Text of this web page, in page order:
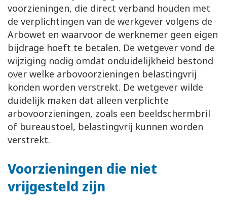
voorzieningen, die direct verband houden met
de verplichtingen van de werkgever volgens de
Arbowet en waarvoor de werknemer geen eigen
bijdrage hoeft te betalen. De wetgever vond de
wijziging nodig omdat onduidelijkheid bestond
over welke arbovoorzieningen belastingvrij
konden worden verstrekt. De wetgever wilde
duidelijk maken dat alleen verplichte
arbovoorzieningen, zoals een beeldschermbril
of bureaustoel, belastingvrij kunnen worden
verstrekt.
Voorzieningen die niet
vrijgesteld zijn